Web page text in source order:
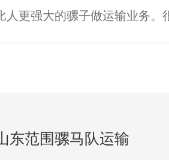
生活在一起的马非常有阶级意
人更强大的骡子做运输业务。
子力气很大，一次能背400斤
东范围骡马队运输